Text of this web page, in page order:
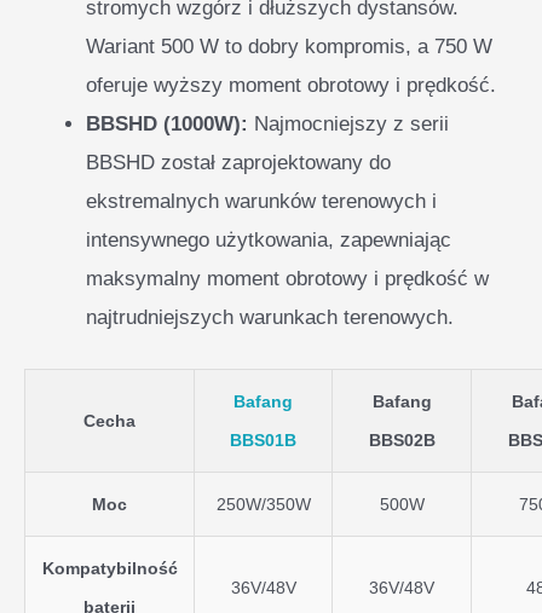
stromych wzgórz i dłuższych dystansów.
Wariant 500 W to dobry kompromis, a 750 W
oferuje wyższy moment obrotowy i prędkość.
BBSHD (1000W): Najmocniejszy z serii
BBSHD został zaprojektowany do
ekstremalnych warunków terenowych i
intensywnego użytkowania, zapewniając
maksymalny moment obrotowy i prędkość w
najtrudniejszych warunkach terenowych.
Cecha
Bafang
BBS01B
Bafang
BBS02B
Moc 250W/350W 500W
Kompatybilność
baterii
36V/48V 36V/48V